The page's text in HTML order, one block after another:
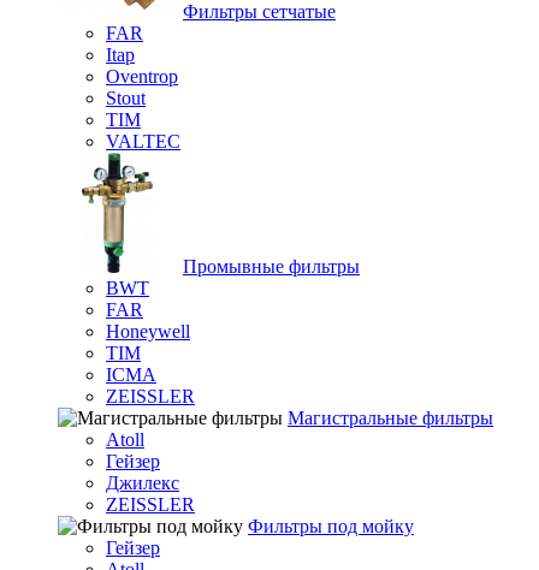
Фильтры сетчатые
FAR
Itap
Oventrop
Stout
TIM
VALTEC
Промывные фильтры
BWT
FAR
Honeywell
TIM
ICMA
ZEISSLER
Магистральные фильтры
Atoll
Гейзер
Джилекс
ZEISSLER
Фильтры под мойку
Гейзер